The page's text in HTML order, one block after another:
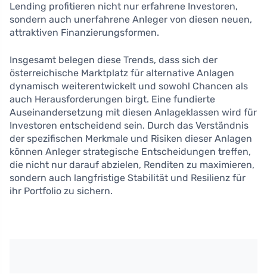
Lending profitieren nicht nur erfahrene Investoren,
sondern auch unerfahrene Anleger von diesen neuen,
attraktiven Finanzierungsformen.
Insgesamt belegen diese Trends, dass sich der
österreichische Marktplatz für alternative Anlagen
dynamisch weiterentwickelt und sowohl Chancen als
auch Herausforderungen birgt. Eine fundierte
Auseinandersetzung mit diesen Anlageklassen wird für
Investoren entscheidend sein. Durch das Verständnis
der spezifischen Merkmale und Risiken dieser Anlagen
können Anleger strategische Entscheidungen treffen,
die nicht nur darauf abzielen, Renditen zu maximieren,
sondern auch langfristige Stabilität und Resilienz für
ihr Portfolio zu sichern.